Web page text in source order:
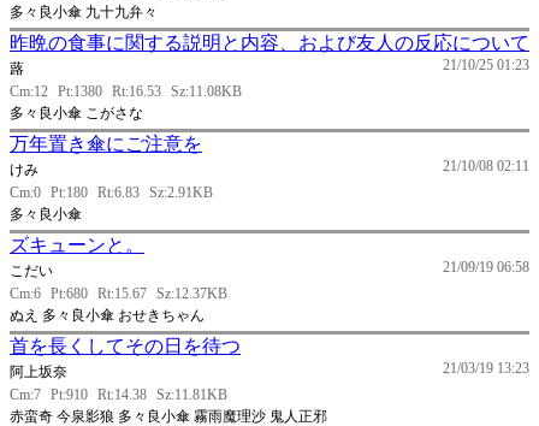
多々良小傘 九十九弁々
昨晩の食事に関する説明と内容、および友人の反応について
21/10/25 01:23
蕗
Cm:12 Pt:1380 Rt:16.53 Sz:11.08KB
多々良小傘 こがさな
万年置き傘にご注意を
21/10/08 02:11
けみ
Cm:0 Pt:180 Rt:6.83 Sz:2.91KB
多々良小傘
ズキューンと。
21/09/19 06:58
こだい
Cm:6 Pt:680 Rt:15.67 Sz:12.37KB
ぬえ 多々良小傘 おせきちゃん
首を長くしてその日を待つ
21/03/19 13:23
阿上坂奈
Cm:7 Pt:910 Rt:14.38 Sz:11.81KB
赤蛮奇 今泉影狼 多々良小傘 霧雨魔理沙 鬼人正邪